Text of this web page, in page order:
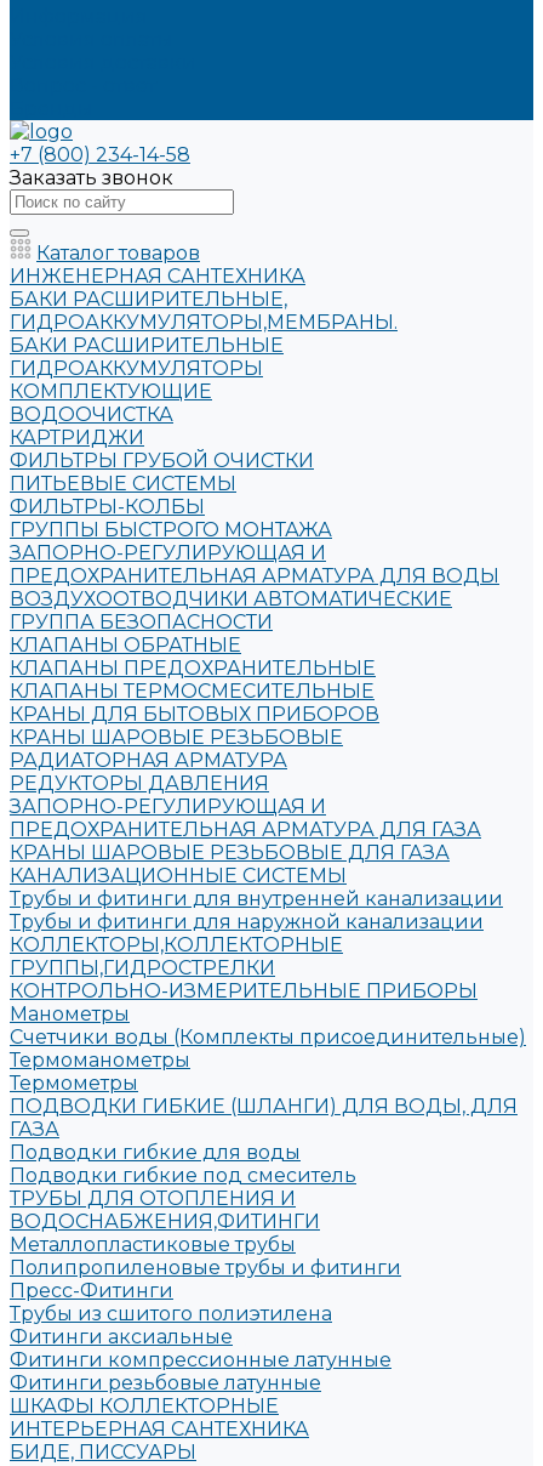
+7 (800) 234-14-58
Заказать звонок
Каталог товаров
ИНЖЕНЕРНАЯ САНТЕХНИКА
БАКИ РАСШИРИТЕЛЬНЫЕ,
ГИДРОАККУМУЛЯТОРЫ,МЕМБРАНЫ.
БАКИ РАСШИРИТЕЛЬНЫЕ
ГИДРОАККУМУЛЯТОРЫ
КОМПЛЕКТУЮЩИЕ
ВОДООЧИСТКА
КАРТРИДЖИ
ФИЛЬТРЫ ГРУБОЙ ОЧИСТКИ
ПИТЬЕВЫЕ СИСТЕМЫ
ФИЛЬТРЫ-КОЛБЫ
ГРУППЫ БЫСТРОГО МОНТАЖА
ЗАПОРНО-РЕГУЛИРУЮЩАЯ И
ПРЕДОХРАНИТЕЛЬНАЯ АРМАТУРА ДЛЯ ВОДЫ
ВОЗДУХООТВОДЧИКИ АВТОМАТИЧЕСКИЕ
ГРУППА БЕЗОПАСНОСТИ
КЛАПАНЫ ОБРАТНЫЕ
КЛАПАНЫ ПРЕДОХРАНИТЕЛЬНЫЕ
КЛАПАНЫ ТЕРМОСМЕСИТЕЛЬНЫЕ
КРАНЫ ДЛЯ БЫТОВЫХ ПРИБОРОВ
КРАНЫ ШАРОВЫЕ РЕЗЬБОВЫЕ
РАДИАТОРНАЯ АРМАТУРА
РЕДУКТОРЫ ДАВЛЕНИЯ
ЗАПОРНО-РЕГУЛИРУЮЩАЯ И
ПРЕДОХРАНИТЕЛЬНАЯ АРМАТУРА ДЛЯ ГАЗА
КРАНЫ ШАРОВЫЕ РЕЗЬБОВЫЕ ДЛЯ ГАЗА
КАНАЛИЗАЦИОННЫЕ СИСТЕМЫ
Трубы и фитинги для внутренней канализации
Трубы и фитинги для наружной канализации
КОЛЛЕКТОРЫ,КОЛЛЕКТОРНЫЕ
ГРУППЫ,ГИДРОСТРЕЛКИ
КОНТРОЛЬНО-ИЗМЕРИТЕЛЬНЫЕ ПРИБОРЫ
Манометры
Счетчики воды (Комплекты присоединительные)
Термоманометры
Термометры
ПОДВОДКИ ГИБКИЕ (ШЛАНГИ) ДЛЯ ВОДЫ, ДЛЯ
ГАЗА
Подводки гибкие для воды
Подводки гибкие под смеситель
ТРУБЫ ДЛЯ ОТОПЛЕНИЯ И
ВОДОСНАБЖЕНИЯ,ФИТИНГИ
Металлопластиковые трубы
Полипропиленовые трубы и фитинги
Пресс-Фитинги
Трубы из сшитого полиэтилена
Фитинги аксиальные
Фитинги компрессионные латунные
Фитинги резьбовые латунные
ШКАФЫ КОЛЛЕКТОРНЫЕ
ИНТЕРЬЕРНАЯ САНТЕХНИКА
БИДЕ, ПИССУАРЫ